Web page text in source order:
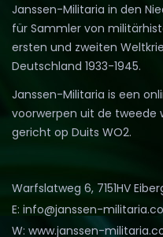
Janssen-Militaria in den
für Sammler von
ersten und zweiten
Deutschland 1933-1945.
Janssen-Militaria is een
voorwerpen uit de tweede
gericht op Duits WO2.
Warfslatweg 6, 7151HV
E: info@janssen-
W: www.janssen-